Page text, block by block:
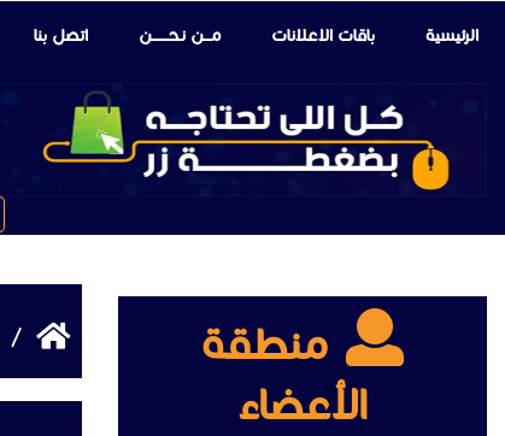
الرئيسية باقات الإعلانات مـــن نـحـــــــن اتصل بنا
منطقة
الأعضاء
/